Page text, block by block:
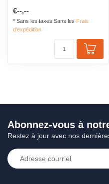
rayure...
€--,--
* Sans les taxes Sans les Frais
d'expédition
Abonnez-vous à
Restez à jour avec nos